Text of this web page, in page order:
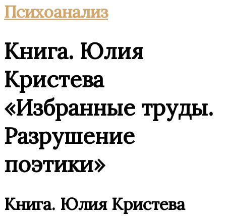
Психоанализ
Книга. Юлия
Кристева
«Избранные труды.
Разрушение
поэтики»
Книга. Юлия Кристева